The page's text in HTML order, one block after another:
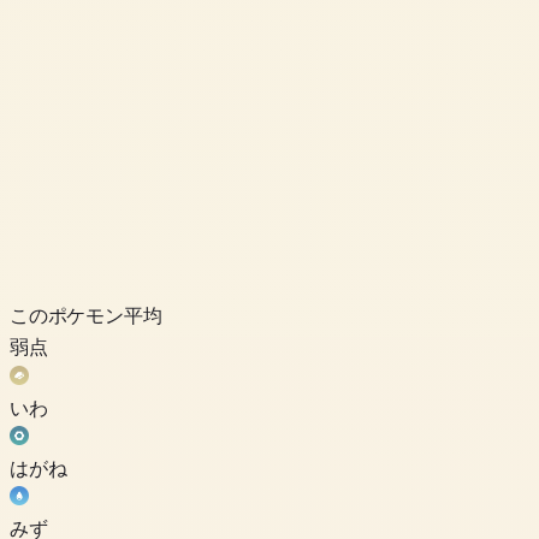
このポケモン平均
弱点
いわ
はがね
みず